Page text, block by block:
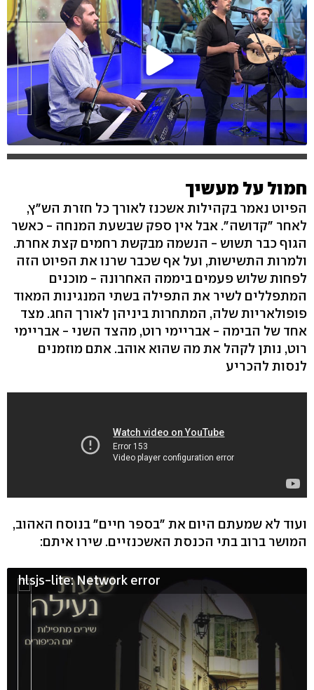
חמול על מעשיך
הפיוט נאמר בקהילות אשכנז לאורך כל חזרת הש"ץ,
לאחר "קדושה". אבל אין ספק שבשעת המנחה - כאשר
הגוף כבר תשוש - הנשמה מבקשת רחמים קצת אחרת.
ולמרות התשישות, ועל אף שכבר שרנו את הפיוט הזה
לפחות שלוש פעמים ביממה האחרונה - מוכנים
המתפללים לשיר את התפילה בשתי המנגינות המאוד
פופולאריות שלה, המתחרות ביניהן לאורך החג. מצד
אחד של הבימה - אבריימי רוט, מהצד השני - אבריימי
רוט, נותן לקהל את מה שהוא אוהב. אתם מוזמנים
לנסות להכריע
ועוד לא שמעתם היום את "בספר חיים" בנוסח האהוב,
המושר ברוב בתי הכנסת האשכנזיים. שירו איתם:
hlsjs-lite: Network error